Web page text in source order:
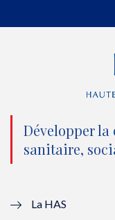
e
n
o
u
Développer
sanitaire,
La HAS